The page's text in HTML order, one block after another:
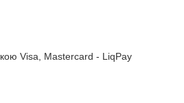
Visa, Mastercard - LiqPay